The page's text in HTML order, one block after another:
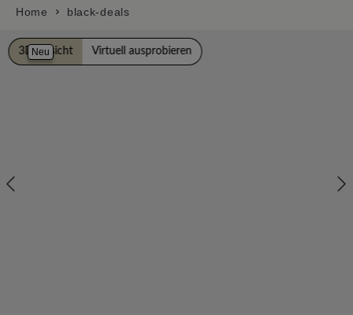
Home black-deals
Neu
Bildergalerie überspringen
3D Ansicht Virtuell ausprobieren